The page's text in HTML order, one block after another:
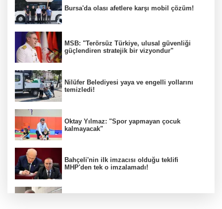
Bursa'da olası afetlere karşı mobil çözüm!
MSB: "Terörsüz Türkiye, ulusal güvenliği
güçlendiren stratejik bir vizyondur"
Nilüfer Belediyesi yaya ve engelli yollarını
temizledi!
Oktay Yılmaz: "Spor yapmayan çocuk
kalmayacak"
Bahçeli'nin ilk imzacısı olduğu teklifi
MHP'den tek o imzalamadı!